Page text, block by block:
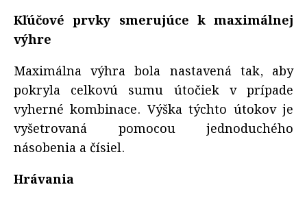
Kľúčové prvky smerujúce k maximálnej
výhre
Maximálna výhra bola nastavená tak, aby
pokryla celkovú sumu útočiek v prípade
vyherné kombinace. Výška týchto útokov je
vyšetrovaná pomocou jednoduchého
násobenia a čísiel.
Hrávania